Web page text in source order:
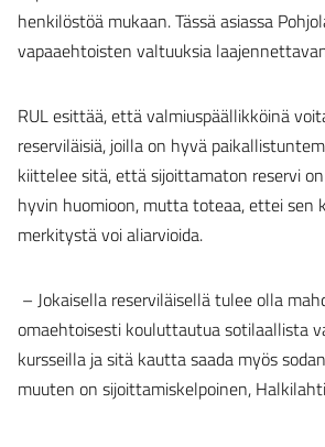
henkilöstöä mukaan. Tässä asiassa
vapaaehtoisten valtuuksia
RUL esittää, että valmiuspäällikköinä
reserviläisiä, joilla on hyvä
kiittelee sitä, että sijoittamaton reservi
hyvin huomioon, mutta toteaa, ettei sen
merkitystä voi aliarvioida.
– Jokaisella reserviläisellä tulee olla
omaehtoisesti kouluttautua sotilaallista
kursseilla ja sitä kautta saada myös
muuten on sijoittamiskelpoinen,